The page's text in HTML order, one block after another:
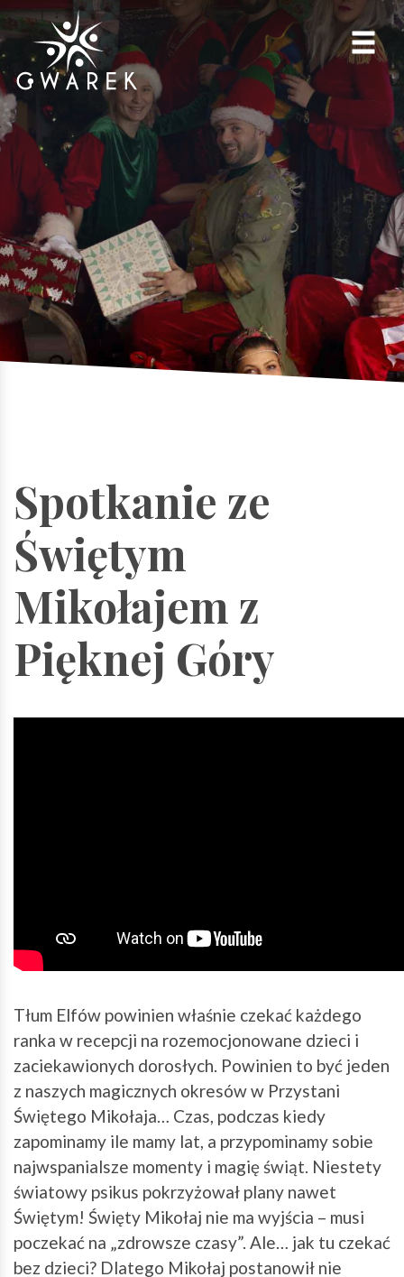
Spotkanie ze
Świętym
Mikołajem z
Pięknej Góry
Tłum Elfów powinien właśnie czekać każdego
ranka w recepcji na rozemocjonowane dzieci i
zaciekawionych dorosłych. Powinien to być jeden
z naszych magicznych okresów w Przystani
Świętego Mikołaja… Czas, podczas kiedy
zapominamy ile mamy lat, a przypominamy sobie
najwspanialsze momenty i magię świąt. Niestety
światowy psikus pokrzyżował plany nawet
Świętym! Święty Mikołaj nie ma wyjścia – musi
poczekać na „zdrowsze czasy”. Ale… jak tu czekać
bez dzieci? Dlatego Mikołaj postanowił nie